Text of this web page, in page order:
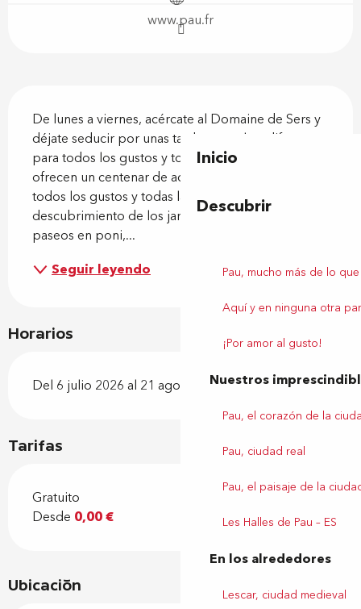
Inicio
Descubrir
Pau, mucho más de lo
Aquí y en ninguna otra
¡Por amor al gusto!
Nuestros
Pau, el corazón de la
Pau, ciudad real
Pau, el paisaje de la
Les Halles de Pau – ES
En los alrededores
Lescar, ciudad medieval
www.pau.fr
De lunes a viernes, acércate al Domaine de Sers y
déjate seducir por unas tardes y noches diferentes
para todos los gustos y todas las edades. Se
ofrecen un centenar de actividades gratuitas para
todos los gustos y todas las edades:
descubrimiento de los jardines pedagógicos,
paseos en poni,...
Seguir leyendo
Horarios
Del 6 julio 2026 al 21 agosto 2026
Tarifas
Gratuito
Desde 0,00 €
Ubicación